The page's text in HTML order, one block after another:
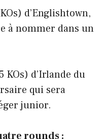
d’Englishtown,
à nommer dans un
KOs) d’Irlande du
qui sera
junior.
rounds :